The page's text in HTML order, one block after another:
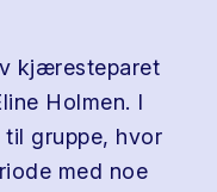
kjæresteparet
Holmen. I
gruppe, hvor
med noe